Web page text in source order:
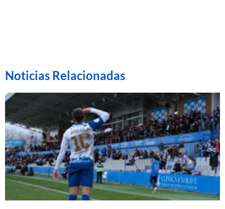
Noticias Relacionadas